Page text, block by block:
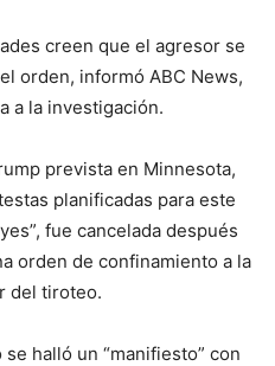
creen que el agresor se
orden, informó ABC News,
a la investigación.
prevista en Minnesota,
planificadas para este
fue cancelada después
orden de confinamiento a la
del tiroteo.
halló un “manifiesto” con